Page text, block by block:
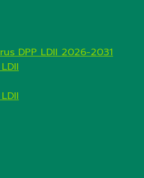
DPP LDII 2026-2031